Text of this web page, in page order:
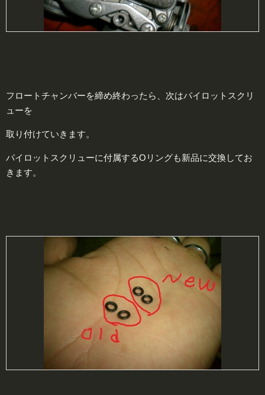
フロートチャンバーを締め終わったら、次はパイロットスクリ
ューを
取り付けていきます。
パイロットスクリューに付属するOリングも新品に交換してお
きます。